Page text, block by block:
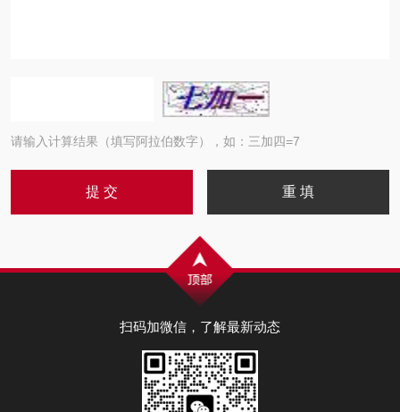
请输入计算结果（填写阿拉伯数字），如：三加四=7
扫码加微信，了解最新动态